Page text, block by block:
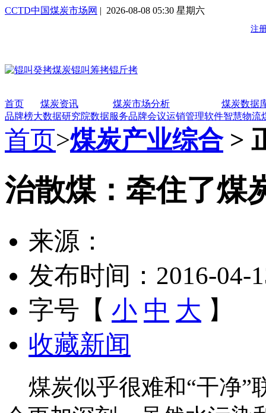
CCTD中国煤炭市场网 | 2026-08-08 05:30 星期六
首页 煤炭资讯 煤炭市场分析
煤炭数据
品牌榜大数据研究院数据服务品牌会议运销管理软件智慧物流
首页>煤炭产业综合>
治散煤：牵住了煤
来源：
发布时间：2016-04-
字号【 小 中 大 】
收藏新闻
煤炭似乎很难和“干净”